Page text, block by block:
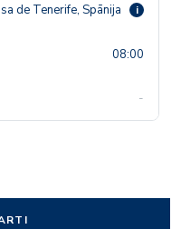
de Tenerife, Spānija i
08:00
-